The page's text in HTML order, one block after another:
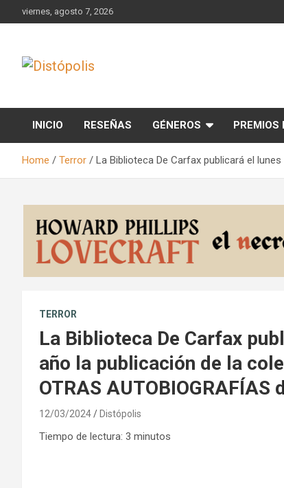
to
viernes, agosto 7, 2026
INICIO RESEÑAS GÉNEROS PREMIOS
Home Terror La Biblioteca De Carfax publicará el
TERROR
La Biblioteca De Carfax
año la publicación de la
OTRAS AUTOBIOGRAFÍAS
12/03/2024 Distópolis
Tiempo de lectura: 3 minutos